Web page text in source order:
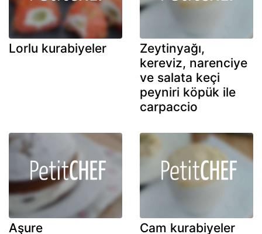
Lorlu kurabiyeler
Zeytinyağı,
kereviz, narenciye
ve salata keçi
peyniri köpük ile
carpaccio
Aşure Cam kurabiyeler